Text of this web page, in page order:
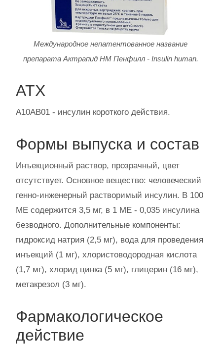
Международное непатентованное название
препарата Актрапид НМ Пенфилл - Insulin human.
АТХ
А10АВ01 - инсулин короткого действия.
Формы выпуска и состав
Инъекционный раствор, прозрачный, цвет
отсутствует. Основное вещество: человеческий
генно-инженерный растворимый инсулин. В 100
МЕ содержится 3,5 мг, в 1 МЕ - 0,035 инсулина
безводного. Дополнительные компоненты:
гидроксид натрия (2,5 мг), вода для проведения
инъекций (1 мг), хлористоводородная кислота
(1,7 мг), хлорид цинка (5 мг), глицерин (16 мг),
метакрезол (3 мг).
Фармакологическое
действие